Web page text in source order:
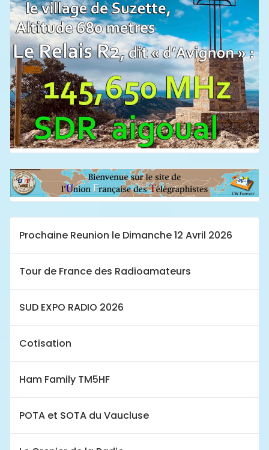
Prochaine Reunion le Dimanche 12 Avril 2026
Tour de France des Radioamateurs
SUD EXPO RADIO 2026
Cotisation
Ham Family TM5HF
POTA et SOTA du Vaucluse